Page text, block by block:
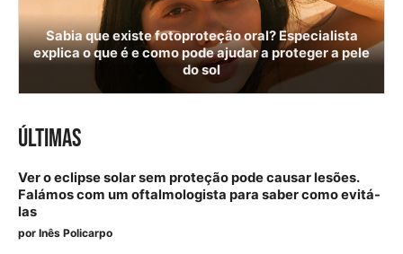
Sabia que existe fotoproteção oral? Especialista
explica o que é e como pode ajudar a proteger a pele
do sol
ÚLTIMAS
Ver o eclipse solar sem proteção pode causar lesões.
Falámos com um oftalmologista para saber como evitá-
las
por Inês Policarpo